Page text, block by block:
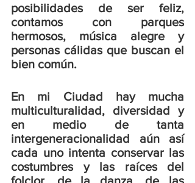
posibilidades de ser feliz,
contamos con parques
hermosos, música alegre y
personas cálidas que buscan el
bien común.
En mi Ciudad hay mucha
multiculturalidad, diversidad y
en medio de tanta
intergeneracionalidad aún así
cada uno intenta conservar las
costumbres y las raíces del